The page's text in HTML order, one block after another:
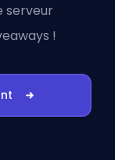
serveur
!